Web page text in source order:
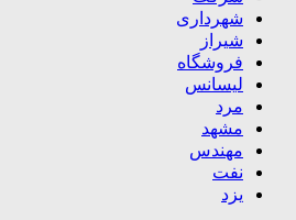
شهرداری
شیراز
فروشگاه
لیسانس
مرد
مشهد
مهندس
نفت
یزد